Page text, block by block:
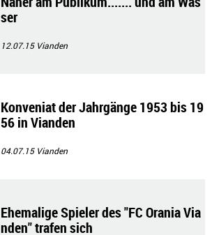
ser
12.07.15 Vianden
Konveniat der Jahrgänge 1953 bis 19
56 in Vianden
04.07.15 Vianden
Ehemalige Spieler des "FC Orania Via
nden" trafen sich